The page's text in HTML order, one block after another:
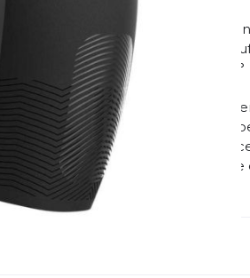
maximalen Halt und
Durch die verstärkte
dass Du schneller und länger
garantieren eine 360°
ab, so gehören schmerzhafte
Leistengegend ein für alle mal
bietet zusätzlichen Halt im
und kleine persönliche
reicht ästhetisch bis in die Mitte
Trails.